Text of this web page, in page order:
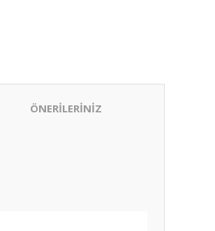
ÖNERİLERİNİZ